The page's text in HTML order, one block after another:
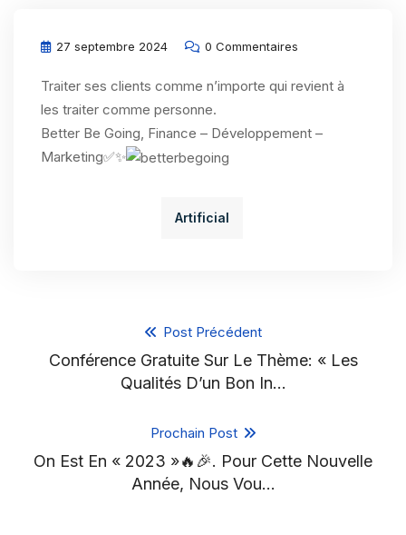
27 septembre 2024 0 Commentaires
Traiter ses clients comme n’importe qui revient à
les traiter comme personne.
Better Be Going, Finance – Développement –
Marketing✅✨
Artificial
Post Précédent
Conférence Gratuite Sur Le Thème: « Les
Qualités D’un Bon In…
Prochain Post
On Est En « 2023 »🔥🎉. Pour Cette Nouvelle
Année, Nous Vou…